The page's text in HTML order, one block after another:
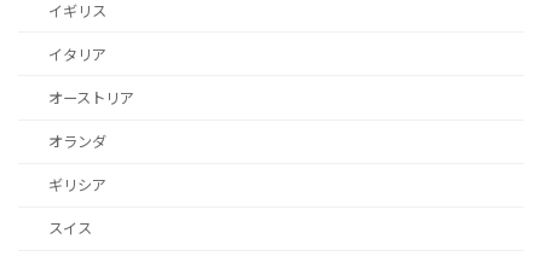
イギリス
イタリア
オーストリア
オランダ
ギリシア
スイス